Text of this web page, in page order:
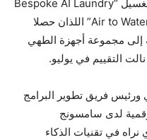
التقييم. تشمل هذه المنتجات جهاز الغسيل “Bespoke AI Laundry
Combo™ ” ومضخة ” Air to Water Heat Pump” اللذان حصلا
إلى مجموعة أجهزة الطهي
ورئيس فريق تطوير البرامج
لدى سامسونج
نراه في تقنيات الذكاء